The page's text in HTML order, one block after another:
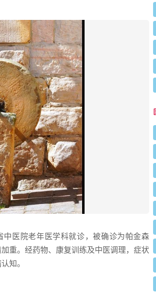
医院老年医学科就诊，被确诊为帕金森
重。经药物、康复训练及中医调理，症状
知。